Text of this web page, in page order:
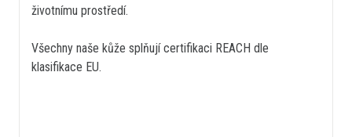
životnímu prostředí.
Všechny naše kůže splňují certifikaci REACH dle
klasifikace EU.